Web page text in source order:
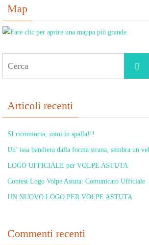
Map
Cerca
Articoli recenti
SI ricomincia, zaini in spalla!!!
Un’ issa bandiera dalla forma strana, sembra un
LOGO UFFICIALE per VOLPE ASTUTA
Contest Logo Volpe Astuta: Comunicato Ufficiale
UN NUOVO LOGO PER VOLPE ASTUTA
Commenti recenti